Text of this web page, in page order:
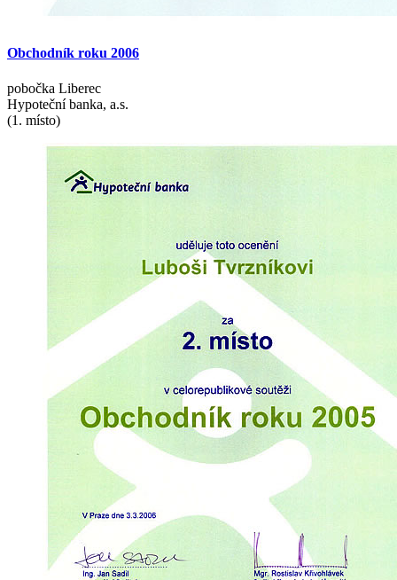
Obchodník roku 2006
pobočka Liberec
Hypoteční banka, a.s.
(1. místo)